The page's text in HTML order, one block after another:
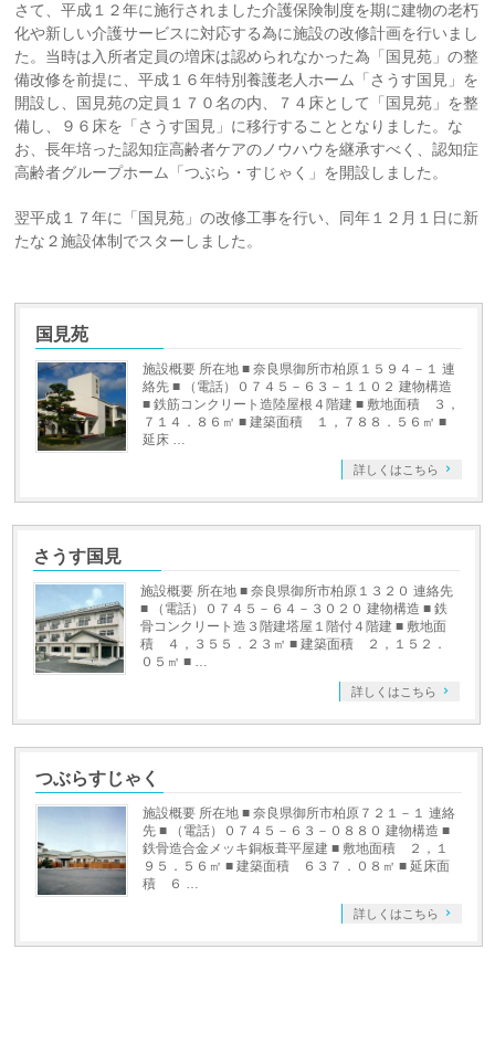
さて、平成１２年に施行されました介護保険制度を期に建物の老朽
化や新しい介護サービスに対応する為に施設の改修計画を行いまし
た。当時は入所者定員の増床は認められなかった為「国見苑」の整
備改修を前提に、平成１６年特別養護老人ホーム「さうす国見」を
開設し、国見苑の定員１７０名の内、７４床として「国見苑」を整
備し、９６床を「さうす国見」に移行することとなりました。な
お、長年培った認知症高齢者ケアのノウハウを継承すべく、認知症
高齢者グループホーム「つぶら・すじゃく」を開設しました。
翌平成１７年に「国見苑」の改修工事を行い、同年１２月１日に新
たな２施設体制でスターしました。
国見苑
施設概要 所在地 ■ 奈良県御所市柏原１５９４－１ 連
絡先 ■ （電話）０７４５－６３－１１０２ 建物構造
■ 鉄筋コンクリート造陸屋根４階建 ■ 敷地面積 ３，
７１４．８６㎡ ■ 建築面積 １，７８８．５６㎡ ■
延床 …
詳しくはこちら
さうす国見
施設概要 所在地 ■ 奈良県御所市柏原１３２０ 連絡先
■ （電話）０７４５－６４－３０２０ 建物構造 ■ 鉄
骨コンクリート造３階建塔屋１階付４階建 ■ 敷地面
積 ４，３５５．２３㎡ ■ 建築面積 ２，１５２．
０５㎡ ■ …
詳しくはこちら
つぶらすじゃく
施設概要 所在地 ■ 奈良県御所市柏原７２１－１ 連絡
先 ■ （電話）０７４５－６３－０８８０ 建物構造 ■
鉄骨造合金メッキ銅板葺平屋建 ■ 敷地面積 ２，１
９５．５６㎡ ■ 建築面積 ６３７．０８㎡ ■ 延床面
積 ６ …
詳しくはこちら